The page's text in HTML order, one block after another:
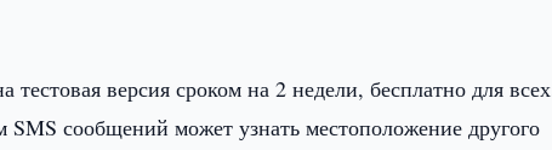
тестовая версия сроком на 2 недели, бесплатно для
сообщений может узнать местоположение другого